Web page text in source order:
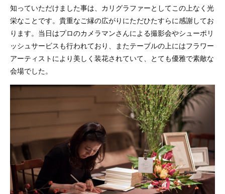
知っていただけました事は、カリグラファーとしてこの上なく光
栄なことです。貴重なご縁の広がりにただひたすらに感謝してお
ります。当日はプロのカメラマンさんによる撮影会やシューポリ
ッシュサービスも行われており、またテーブルの上にはフラワー
アーティストにより美しく装花されていて、とても優雅で素敵な
会場でした。